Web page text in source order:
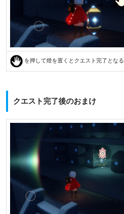
を押して燈を置くとクエスト完了となる
クエスト完了後のおまけ